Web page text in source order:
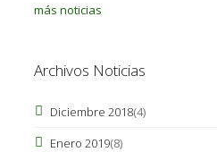
más noticias
Archivos Noticias
Diciembre 2018(4)
Enero 2019(8)